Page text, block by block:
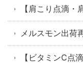
【肩こり点滴・
メルスモン出荷
【ビタミンC点